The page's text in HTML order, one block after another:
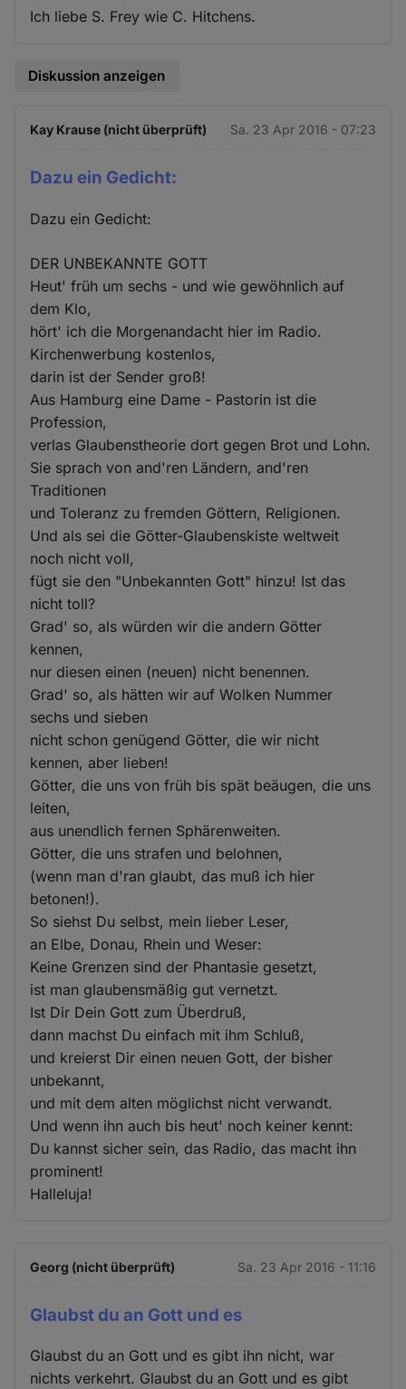
Ich liebe S. Frey wie C. Hitchens.
Diskussion anzeigen
Kay Krause (nicht überprüft) Sa. 23 Apr 2016 - 07:23
Dazu ein Gedicht:
Dazu ein Gedicht:
DER UNBEKANNTE GOTT
Heut' früh um sechs - und wie gewöhnlich auf
dem Klo,
hört' ich die Morgenandacht hier im Radio.
Kirchenwerbung kostenlos,
darin ist der Sender groß!
Aus Hamburg eine Dame - Pastorin ist die
Profession,
verlas Glaubenstheorie dort gegen Brot und Lohn.
Sie sprach von and'ren Ländern, and'ren
Traditionen
und Toleranz zu fremden Göttern, Religionen.
Und als sei die Götter-Glaubenskiste weltweit
noch nicht voll,
fügt sie den "Unbekannten Gott" hinzu! Ist das
nicht toll?
Grad' so, als würden wir die andern Götter
kennen,
nur diesen einen (neuen) nicht benennen.
Grad' so, als hätten wir auf Wolken Nummer
sechs und sieben
nicht schon genügend Götter, die wir nicht
kennen, aber lieben!
Götter, die uns von früh bis spät beäugen, die uns
leiten,
aus unendlich fernen Sphärenweiten.
Götter, die uns strafen und belohnen,
(wenn man d'ran glaubt, das muß ich hier
betonen!).
So siehst Du selbst, mein lieber Leser,
an Elbe, Donau, Rhein und Weser:
Keine Grenzen sind der Phantasie gesetzt,
ist man glaubensmäßig gut vernetzt.
Ist Dir Dein Gott zum Überdruß,
dann machst Du einfach mit ihm Schluß,
und kreierst Dir einen neuen Gott, der bisher
unbekannt,
und mit dem alten möglichst nicht verwandt.
Und wenn ihn auch bis heut' noch keiner kennt:
Du kannst sicher sein, das Radio, das macht ihn
prominent!
Halleluja!
Georg (nicht überprüft) Sa. 23 Apr 2016 - 11:16
Glaubst du an Gott und es
Glaubst du an Gott und es gibt ihn nicht, war
nichts verkehrt. Glaubst du an Gott und es gibt